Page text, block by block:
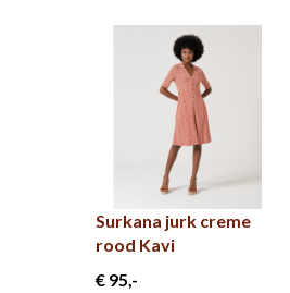
Surkana jurk creme
rood Kavi
€ 95,-